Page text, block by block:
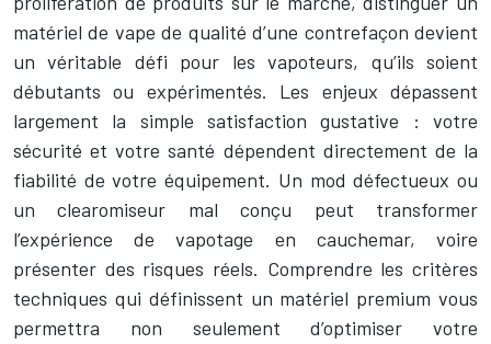
matériel de vape de qualité d’une contrefaçon devient
un véritable défi pour les vapoteurs, qu’ils soient
débutants ou expérimentés. Les enjeux dépassent
largement la simple satisfaction gustative : votre
sécurité et votre santé dépendent directement de la
fiabilité de votre équipement. Un mod défectueux ou
un clearomiseur mal conçu peut transformer
l’expérience de vapotage en cauchemar, voire
présenter des risques réels. Comprendre les critères
techniques qui définissent un matériel premium vous
permettra non seulement d’optimiser votre